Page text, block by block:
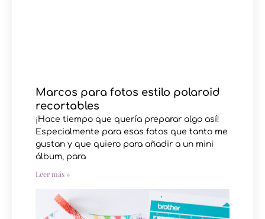
Marcos para fotos estilo polaroid
recortables
¡Hace tiempo que quería preparar algo así!
Especialmente para esas fotos que tanto me
gustan y que quiero para añadir a un mini
álbum, para
Leer más »